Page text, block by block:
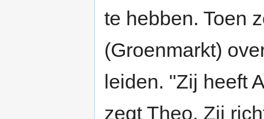
te hebben. Toen
(Groenmarkt)
leiden. "Zij heeft
zegt Theo. Zij